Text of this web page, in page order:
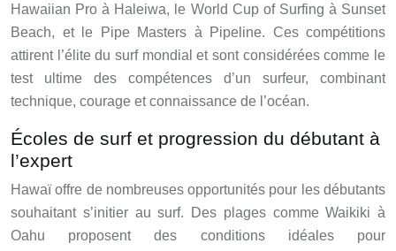
Hawaiian Pro à Haleiwa, le World Cup of Surfing à Sunset
Beach, et le Pipe Masters à Pipeline. Ces compétitions
attirent l’élite du surf mondial et sont considérées comme le
test ultime des compétences d’un surfeur, combinant
technique, courage et connaissance de l’océan.
Écoles de surf et progression du débutant à
l’expert
Hawaï offre de nombreuses opportunités pour les débutants
souhaitant s’initier au surf. Des plages comme Waikiki à
Oahu proposent des conditions idéales pour